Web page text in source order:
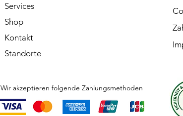
Services
Shop
Kontakt
Standorte
Wir akzeptieren folgende Zahlungsmethoden